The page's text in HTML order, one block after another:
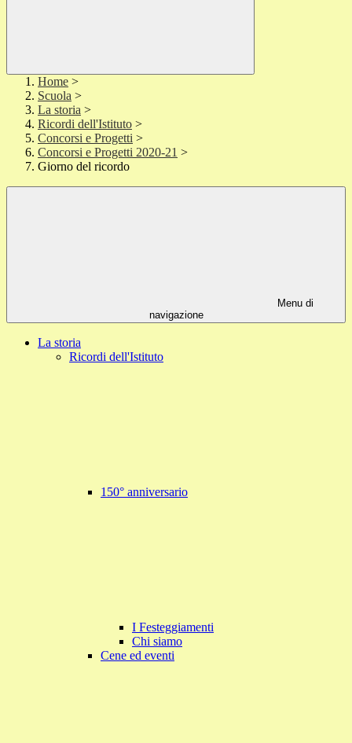
Home >
Scuola >
La storia >
Ricordi dell'Istituto >
Concorsi e Progetti >
Concorsi e Progetti 2020-21 >
Giorno del ricordo
Menu di
navigazione
La storia
Ricordi dell'Istituto
150° anniversario
I Festeggiamenti
Chi siamo
Cene ed eventi